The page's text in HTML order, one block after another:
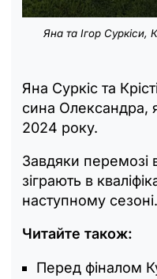
Яна та Ігор Суркіси,
Яна Суркіс та
сина Олександра,
2024 року.
Завдяки перемозі
зіграють в
наступному сезоні.
Читайте також:
Перед фіналом